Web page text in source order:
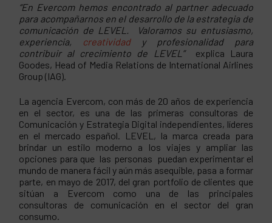
“En Evercom hemos encontrado al partner adecuado
para acompañarnos en el desarrollo de la estrategia de
comunicación de LEVEL. Valoramos su entusiasmo,
experiencia, creatividady profesionalidad para
contribuir al crecimiento de LEVEL”
explica Laura
Goodes, Head of Media Relations de International Airlines
Group (IAG).
La agencia Evercom, con más de 20 años de experiencia
en el sector, es una de las primeras consultoras de
Comunicación y Estrategia Digital independientes, líderes
en el mercado español. LEVEL, la marca creada para
brindar un estilo moderno a los viajes y ampliar las
opciones para que las personas puedan experimentar el
mundo de manera fácil y aún más asequible, pasa a formar
parte, en mayo de 2017, del gran portfolio de clientes que
sitúan a Evercom como una de las principales
consultoras de comunicación en el sector del gran
consumo.